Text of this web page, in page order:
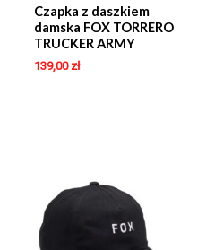
Czapka z daszkiem
damska FOX TORRERO
TRUCKER ARMY
139,00 zł